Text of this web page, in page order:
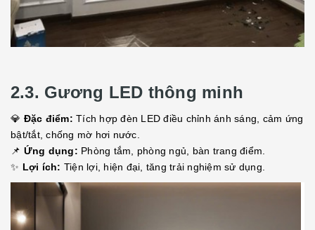
2.3. Gương LED thông minh
💎 Đặc điểm: Tích hợp đèn LED điều chỉnh ánh sáng, cảm ứng
bật/tắt, chống mờ hơi nước.
📌 Ứng dụng: Phòng tắm, phòng ngủ, bàn trang điểm.
✨ Lợi ích: Tiện lợi, hiện đại, tăng trải nghiệm sử dụng.